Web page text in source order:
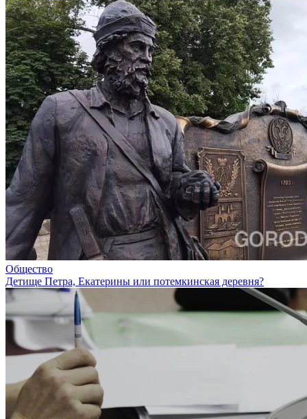
Общество
Детище Петра, Екатерины или потемкинская деревня?